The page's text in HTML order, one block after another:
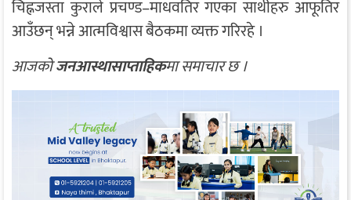
चिह्नजस्ता कुराले प्रचण्ड–माधवतिर गएका साथीहरु आफूतिर
आउँछन् भन्ने आत्मविश्वास बैठकमा व्यक्त गरिरहे ।
आजकोजनआस्थासाप्ताहिकमा समाचार छ ।